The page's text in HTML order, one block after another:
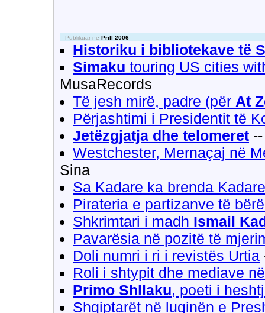
-- Publikuar në Prill 2006
Historiku i bibliotekave të
Simaku touring US cities
MusaRecords
Të jesh mirë, padre (për At
Përjashtimi i Presidentit të
Jetëzgjatja dhe telomeret
Westchester, Mernaçaj në
Sina
Sa Kadare ka brenda
Pirateria e partizanve të
Shkrimtari i madh Ismail
Pavarësia në pozitë të
Doli numri i ri i revistës Urtia
Roli i shtypit dhe mediave
Primo Shllaku, poeti i
Shqiptarët në luginën e